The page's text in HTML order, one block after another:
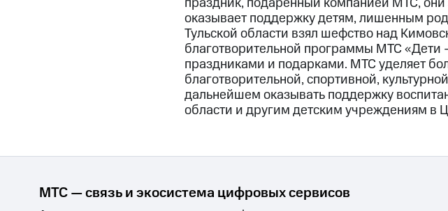
оказывает поддержку детям, лишенным
Тульской области взял шефство над
благотворительной программы МТС «Дети
праздниками и подарками. МТС уделяет
благотворительной, спортивной,
дальнейшем оказывать поддержку
области и другим детским учреждениям в
МТС — связь и экосистема цифровых сервисов